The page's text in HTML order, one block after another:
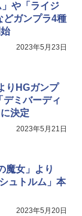
」や「ライジ
どガンプラ4種
2023年5月23日
りHGガンプ
デミバーディ
決定
2023年5月21日
魔女」より
ュトルム」本
2023年5月20日